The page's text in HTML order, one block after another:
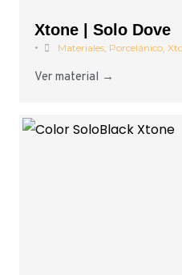
Xtone | Solo Dove
• Materiales, Porcelánico,
Ver material →